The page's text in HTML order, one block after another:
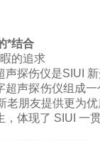
*结合
的追求
伤仪是SIUI 新
超声探伤仪组成
老朋友提供更为优
现了 SIUI 一贯